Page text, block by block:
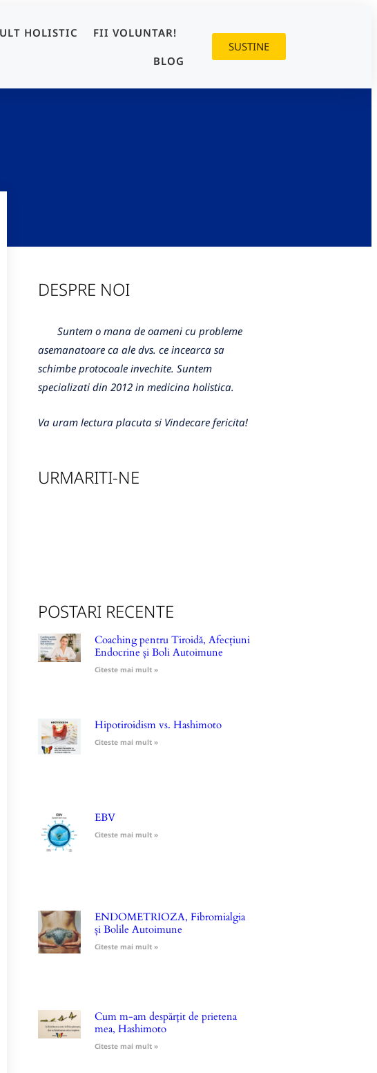
HOLISTIC FII VOLUNTAR!
BLOG
SUSTINE
DESPRE NOI
Suntem o mana de oameni cu probleme
asemanatoare ca ale dvs. ce incearca sa
schimbe protocoale invechite. Suntem
specializati din 2012 in medicina holistica.
Va uram lectura placuta si Vindecare fericita!
URMARITI-NE
POSTARI RECENTE
Coaching pentru Tiroidă, Afecțiuni
Endocrine și Boli Autoimune
Citeste mai mult »
Hipotiroidism vs. Hashimoto
Citeste mai mult »
EBV
Citeste mai mult »
ENDOMETRIOZA, Fibromialgia
și Bolile Autoimune
Citeste mai mult »
Cum m-am despărțit de prietena
mea, Hashimoto
Citeste mai mult »